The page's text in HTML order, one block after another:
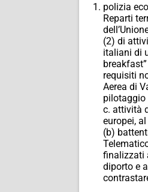
polizia
Reparti
(2) di
italiani di
requisiti
Aerea di
pilotaggio
c. attività
europei,
(b)
finalizzati
diporto e